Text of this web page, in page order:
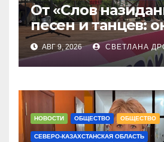
От «Слов
песен и танцев:
юных чтецов
Абай оқулары в
Петропавловске
АВГ 9, 2026 СВЕТЛАНА
НОВОСТИ ОБЩЕСТВО ОБЩЕСТВО
СЕВЕРО-КАЗАХСТАНСКАЯ ОБЛАСТЬ